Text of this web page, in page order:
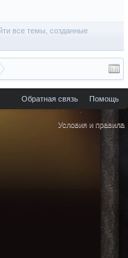
все темы, созданные
Обратная связь Помощь
Условия и правила